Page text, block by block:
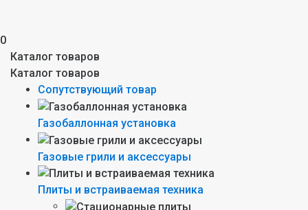
0
Каталог товаров
Каталог товаров
Сопутствующий товар
Газобаллонная установка
Газовые грили и аксессуары
Плиты и встраиваемая техника